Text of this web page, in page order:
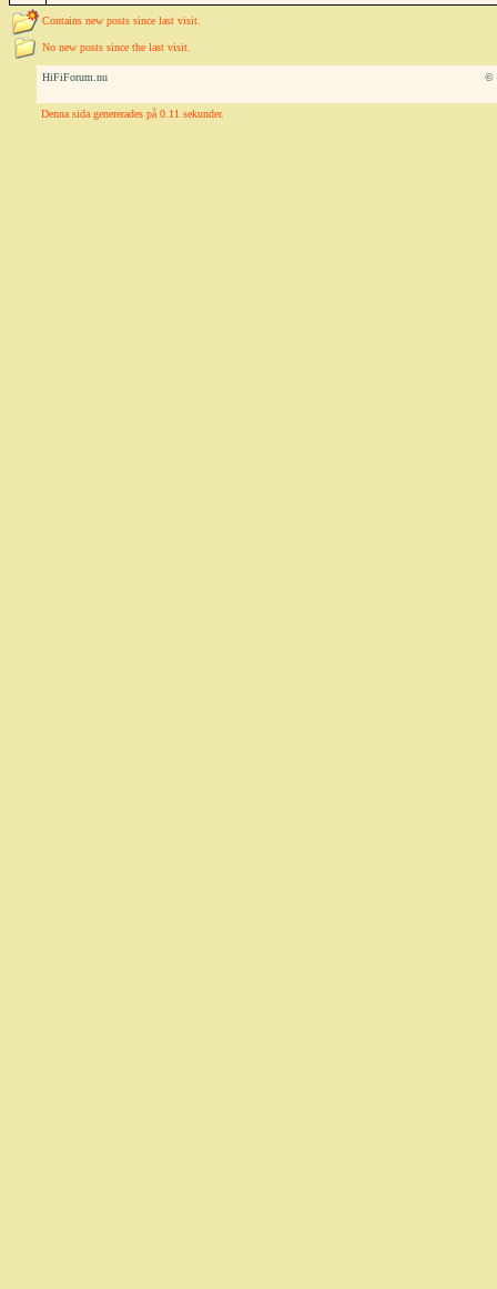
Contains new posts since last visit.
No new posts since the last visit.
HiFiForum.nu ©
Denna sida genererades på 0.11 sekunder.